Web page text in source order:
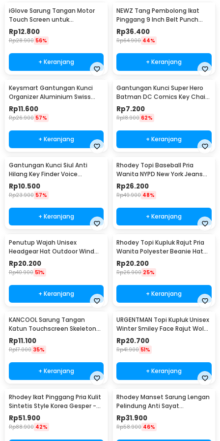
iGlove Sarung Tangan Motor
Touch Screen untuk
Smartphone dan Tablet - XT08
Rp12.800
Rp28.900 56%
+ Keranjang
NEWZ Tang Pembolong Ikat
Pinggang 9 Inch Belt Punch
Plier - CA-40
Rp36.400
Rp64.900 44%
+ Keranjang
Keysmart Gantungan Kunci
Organizer Aluminium Swiss
Army Style Size L
Rp11.600
Rp26.900 57%
+ Keranjang
Gantungan Kunci Super Hero
Batman DC Comics Key Chain
Stainless Steel - GB6675
Rp7.200
Rp18.900 62%
+ Keranjang
Gantungan Kunci Siul Anti
Hilang Key Finder Voice
Induction LED - YY-315
Rp10.500
Rp23.900 57%
+ Keranjang
Rhodey Topi Baseball Pria
Wanita NYPD New York Jeans
Polyester Cap - S8R
Rp26.200
Rp49.900 48%
+ Keranjang
Penutup Wajah Unisex
Headgear Hat Outdoor Wind
Mask Balaclava - P01
Rp20.200
Rp40.900 51%
+ Keranjang
Rhodey Topi Kupluk Rajut Pria
Wanita Polyester Beanie Hat
Winter - EC002
Rp20.200
Rp26.900 25%
+ Keranjang
KANCOOL Sarung Tangan
Katun Touchscreen Skeleton
All Size Unisex - YN1168
Rp11.100
Rp17.000 35%
+ Keranjang
URGENTMAN Topi Kupluk Unisex
Winter Smiley Face Rajut Wol
Beanie Hat - NM-DS01
Rp20.700
Rp41.900 51%
+ Keranjang
Rhodey Ikat Pinggang Pria Kulit
Sintetis Style Korea Gesper -
B1033
Rp51.900
Rp88.900 42%
Rhodey Manset Sarung Lengan
Pelindung Anti Sayat
Polyethylene Fiber - SYLC-
HB001
Rp31.900
Rp58.900 46%